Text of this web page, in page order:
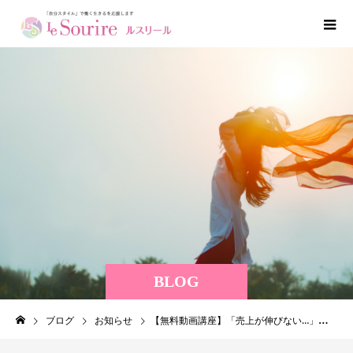
BLOG
ブログ お知らせ 【無料動画講座】「売上が伸びない…」そうお悩みの方へ